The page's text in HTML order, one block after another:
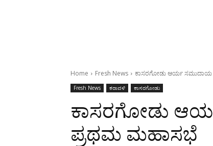
Home Fresh News ಕಾಸರಗೋಡು ಆರ್ಯ
Fresh News ಕರಾವಳಿ ಕಾಸರಗೋಡು
ಕಾಸರಗೋಡು
ಪ್ರಥಮ ಮಹಾಸಭೆ